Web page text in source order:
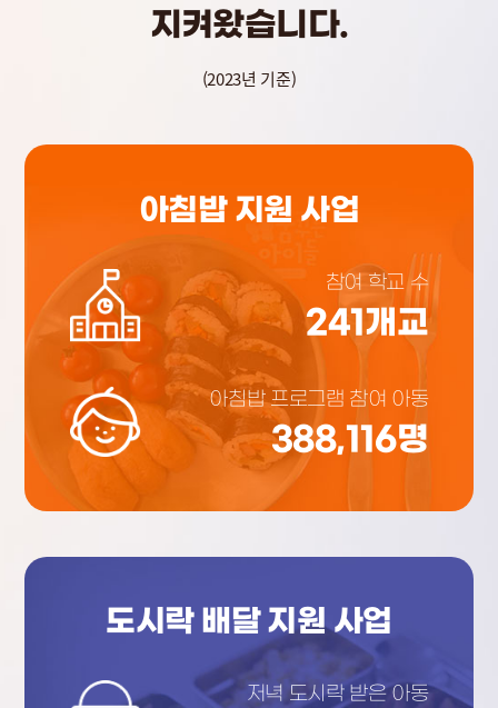
지켜왔습니다.
(2023년 기준)
아침밥 지원 사업
참여 학교 수
241 개교
아침밥 프로그램 참여 아동
388,116명
도시락 배달 지원 사업
저녁 도시락 받은 아동